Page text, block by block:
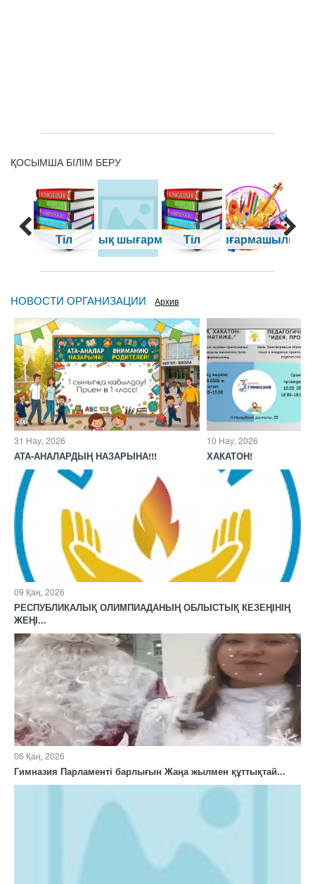
ҚОСЫМША БІЛІМ БЕРУ
Тіл
Техникалық шығармашылық
Тіл Шығармашылық
НОВОСТИ ОРГАНИЗАЦИИ Архив
31 Нау, 2026
АТА-АНАЛАРДЫҢ НАЗАРЫНА!!!
10 Нау, 2026
ХАКАТОН!
09 Қаң, 2026
РЕСПУБЛИКАЛЫҚ ОЛИМПИАДАНЫҢ ОБЛЫСТЫҚ КЕЗЕҢІНІҢ
ЖЕҢІ...
06 Қаң, 2026
Гимназия Парламенті барлығын Жаңа жылмен құттықтай...